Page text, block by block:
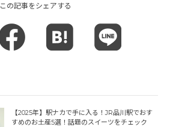
この記事をシェアする
【2025年】駅ナカで手に入る！JR品川駅でおす
すめのお土産5選！話題のスイーツをチェック